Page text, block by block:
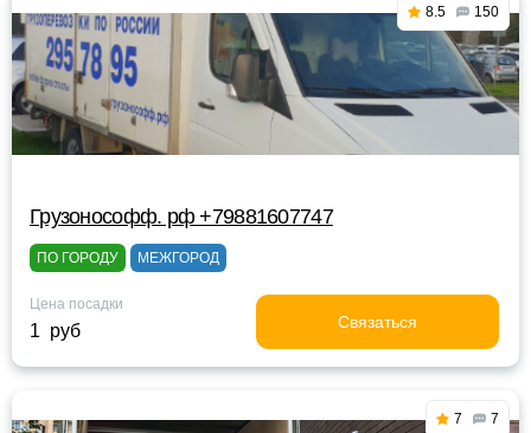
8.5 150
Грузонософф. рф +79881607747
ПО ГОРОДУ МЕЖГОРОД
Цена посадки
1 руб Связаться
7 7